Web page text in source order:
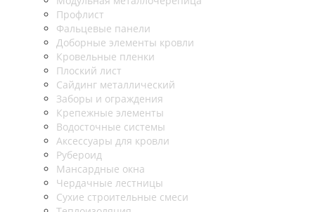
Профлист
Фальцевые панели
Доборные элементы кровли
Кровельные пленки
Плоский лист
Сайдинг металлический
Заборы и ограждения
Крепежные элементы
Водосточные системы
Аксессуары для кровли
Рубероид
Мансардные окна
Чердачные лестницы
Сухие строительные смеси